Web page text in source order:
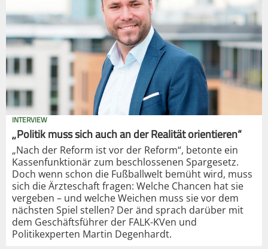
INTERVIEW
„Politik muss sich auch an der Realität orientieren“
„Nach der Reform ist vor der Reform“, betonte ein
Kassenfunktionär zum beschlossenen Spargesetz.
Doch wenn schon die Fußballwelt bemüht wird, muss
sich die Ärzteschaft fragen: Welche Chancen hat sie
vergeben – und welche Weichen muss sie vor dem
nächsten Spiel stellen? Der änd sprach darüber mit
dem Geschäftsführer der FALK-KVen und
Politikexperten Martin Degenhardt.